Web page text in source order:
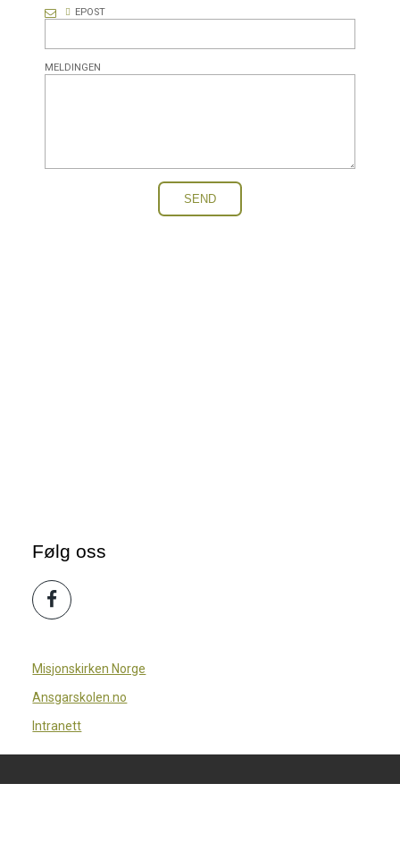
EPOST
MELDINGEN
Følg oss
Misjonskirken Norge
Ansgarskolen.no
Intranett